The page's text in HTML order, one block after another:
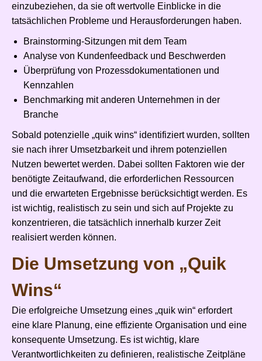
einzubeziehen, da sie oft wertvolle Einblicke in die
tatsächlichen Probleme und Herausforderungen haben.
Brainstorming-Sitzungen mit dem Team
Analyse von Kundenfeedback und Beschwerden
Überprüfung von Prozessdokumentationen und
Kennzahlen
Benchmarking mit anderen Unternehmen in der
Branche
Sobald potenzielle „quik wins“ identifiziert wurden, sollten
sie nach ihrer Umsetzbarkeit und ihrem potenziellen
Nutzen bewertet werden. Dabei sollten Faktoren wie der
benötigte Zeitaufwand, die erforderlichen Ressourcen
und die erwarteten Ergebnisse berücksichtigt werden. Es
ist wichtig, realistisch zu sein und sich auf Projekte zu
konzentrieren, die tatsächlich innerhalb kurzer Zeit
realisiert werden können.
Die Umsetzung von „Quik
Wins“
Die erfolgreiche Umsetzung eines „quik win“ erfordert
eine klare Planung, eine effiziente Organisation und eine
konsequente Umsetzung. Es ist wichtig, klare
Verantwortlichkeiten zu definieren, realistische Zeitpläne